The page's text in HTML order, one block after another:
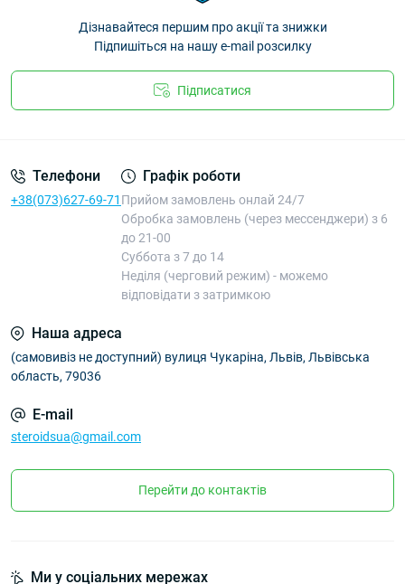
Дізнавайтеся першим про акції та знижки
Підпишіться на нашу e-mail розсилку
Підписатися
Телефони
+38(073)627-69-71
Графік роботи
Прийом замовлень онлай 24/7
Обробка замовлень (через мессенджери) з 6
до 21-00
Суббота з 7 до 14
Неділя (черговий режим) - можемо
відповідати з затримкою
Наша адреса
(самовивіз не доступний) вулиця Чукаріна, Львів, Львівська
область, 79036
E-mail
steroidsua@gmail.com
Перейти до контактів
Ми у соціальних мережах